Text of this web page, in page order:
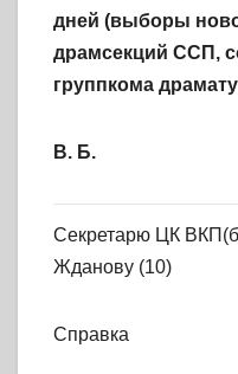
дней (выборы
драмсекций ССП,
группкома
В. Б.
Секретарю ЦК
Жданову (10)
Справка